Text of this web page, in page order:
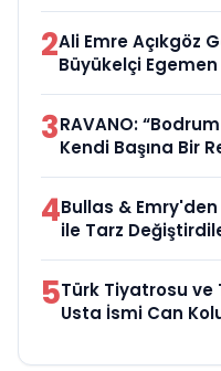
2Ali Emre Açıkgöz
Büyükelçi
3RAVANO:
Kendi Başına Bir
4Bullas &
ile Tarz
5Türk Tiyatrosu ve
Usta İsmi Can